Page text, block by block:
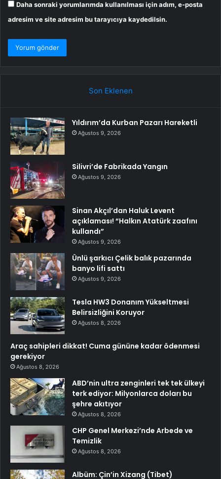
Daha sonraki yorumlarımda kullanılması için adım, e-posta
adresim ve site adresim bu tarayıcıya kaydedilsin.
Son Eklenen
Yıldırım’da Kurban Pazarı Hareketli
Ağustos 9, 2026
Silivri’de Fabrikada Yangın
Ağustos 9, 2026
Sinan Akçıl’dan Haluk Levent
açıklaması! “Halkın Atatürk zaafını
kullandı”
Ağustos 9, 2026
Ünlü şarkıcı Çelik balık pazarında
banyo lifi sattı
Ağustos 9, 2026
Tesla HW3 Donanım Yükseltmesi
Belirsizliğini Koruyor
Ağustos 8, 2026
Araç sahipleri dikkat! Cuma gününe kadar ödenmesi
gerekiyor
Ağustos 8, 2026
ABD’nin ultra zenginleri tek tek ülkeyi
terk ediyor: Milyonlarca doları bu
şehre akıtıyor
Ağustos 8, 2026
CHP Genel Merkezi’nde Arbede ve
Temizlik
Ağustos 8, 2026
Albüm: Çin’in Xizang (Tibet)